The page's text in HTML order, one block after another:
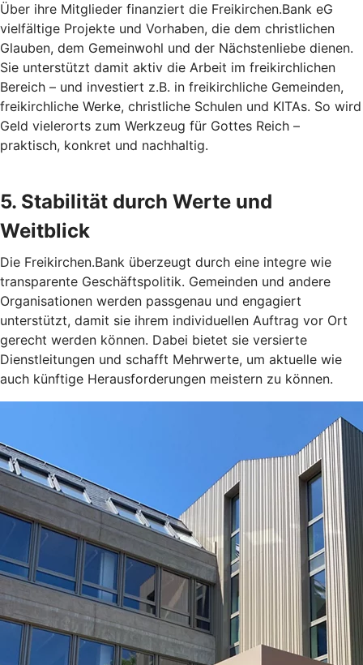
Über ihre Mitglieder finanziert die Freikirchen.Bank eG
vielfältige Projekte und Vorhaben, die dem christlichen
Glauben, dem Gemeinwohl und der Nächstenliebe dienen.
Sie unterstützt damit aktiv die Arbeit im freikirchlichen
Bereich – und investiert z.B. in freikirchliche Gemeinden,
freikirchliche Werke, christliche Schulen und KITAs. So wird
Geld vielerorts zum Werkzeug für Gottes Reich –
praktisch, konkret und nachhaltig.
5. Stabilität durch Werte und
Weitblick
Die Freikirchen.Bank überzeugt durch eine integre wie
transparente Geschäftspolitik. Gemeinden und andere
Organisationen werden passgenau und engagiert
unterstützt, damit sie ihrem individuellen Auftrag vor Ort
gerecht werden können. Dabei bietet sie versierte
Dienstleitungen und schafft Mehrwerte, um aktuelle wie
auch künftige Herausforderungen meistern zu können.